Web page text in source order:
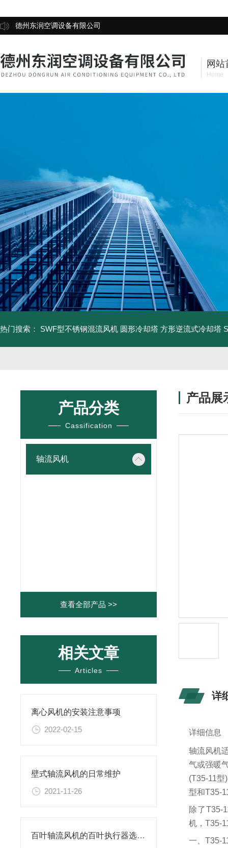
德州东润空调设备有限公司
网站
Home
热门搜索： SWF型不锈钢混流风机 圆形冷却塔 方形逆流式冷却塔
产品分类
Cassification
轴流风机
查看全部产品 >>
相关文章
Articles
离心风机的安装注意事项
2022-02-15
壁式轴流风机的日常维护
2021-11-26
百叶轴流风机的百叶执行器选型与故障处理
产品展
详
详细信息
轴流风机
气或强暖
(T35-11
型和T35-
除了T35-
机，T35-
一、T35-